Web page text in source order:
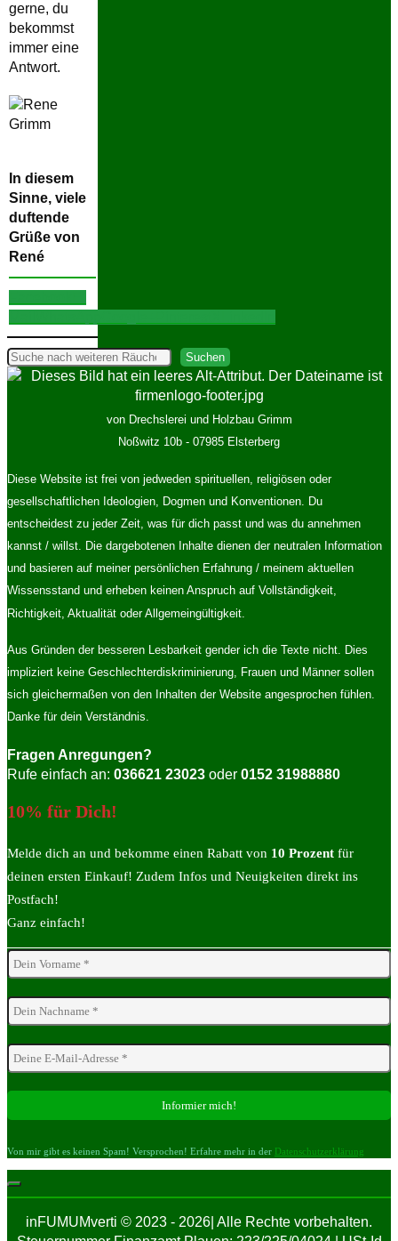
gerne, du
bekommst
immer eine
Antwort.
In diesem
Sinne, viele
duftende
Grüße von
René
Suchen Suchen
von Drechslerei und Holzbau Grimm
Noßwitz 10b - 07985 Elsterberg
Diese Website ist frei von jedweden spirituellen, religiösen oder
gesellschaftlichen Ideologien, Dogmen und Konventionen. Du
entscheidest zu jeder Zeit, was für dich passt und was du annehmen
kannst / willst. Die dargebotenen Inhalte dienen der neutralen Information
und basieren auf meiner persönlichen Erfahrung / meinem aktuellen
Wissensstand und erheben keinen Anspruch auf Vollständigkeit,
Richtigkeit, Aktualität oder Allgemeingültigkeit.
Aus Gründen der besseren Lesbarkeit gender ich die Texte nicht. Dies
impliziert keine Geschlechterdiskriminierung, Frauen und Männer sollen
sich gleichermaßen von den Inhalten der Website angesprochen fühlen.
Danke für dein Verständnis.
Fragen Anregungen?
Rufe einfach an: 036621 23023 oder 0152 31988880
10% für Dich!
Melde dich an und bekomme einen Rabatt von 10 Prozent für
deinen ersten Einkauf! Zudem Infos und Neuigkeiten direkt ins
Postfach!
Ganz einfach!
Von mir gibt es keinen Spam! Versprochen! Erfahre mehr in der Datenschutzerklärung
inFUMUMverti © 2023 - 2026| Alle Rechte vorbehalten.